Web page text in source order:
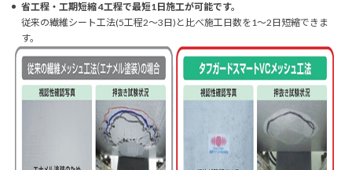
省工程・工期短縮 4工程で最短1日施工が可能です。
従来の繊維シート工法(5工程2～3日)と比べ施工日数を1～2日短縮できま
す。